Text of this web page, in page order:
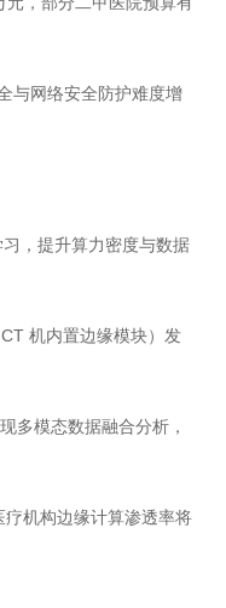
与网络安全防护难度增
，提升算力密度与数据
机内置边缘模块）发
多模态数据融合分析，
机构边缘计算渗透率将